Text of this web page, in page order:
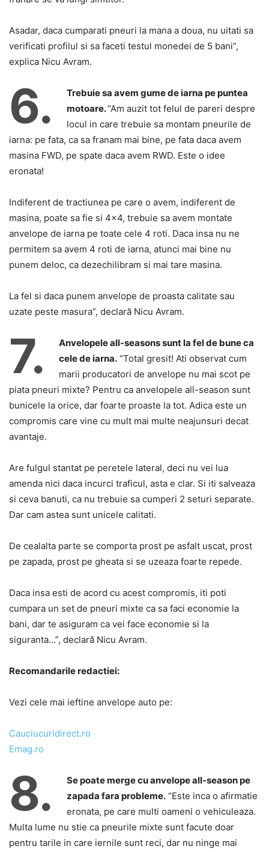
Asadar, daca cumparati pneuri la mana a doua, nu uitati sa
verificati profilul si sa faceti testul monedei de 5 bani”,
explica Nicu Avram.
6.
Trebuie sa avem gume de iarna pe puntea
motoare.“Am auzit tot felul de pareri despre
locul in care trebuie sa montam pneurile de
iarna: pe fata, ca sa franam mai bine, pe fata daca avem
masina FWD, pe spate daca avem RWD. Este o idee
eronata!
Indiferent de tractiunea pe care o avem, indiferent de
masina, poate sa fie si 4×4, trebuie sa avem montate
anvelope de iarna pe toate cele 4 roti. Daca insa nu ne
permitem sa avem 4 roti de iarna, atunci mai bine nu
punem deloc, ca dezechilibram si mai tare masina.
La fel si daca punem anvelope de proasta calitate sau
uzate peste masura”, declară Nicu Avram.
7.
Anvelopele all-seasons sunt la fel de bune ca
cele de iarna. “Total gresit! Ati observat cum
marii producatori de anvelope nu mai scot pe
piata pneuri mixte? Pentru ca anvelopele all-season sunt
bunicele la orice, dar foarte proaste la tot. Adica este un
compromis care vine cu mult mai multe neajunsuri decat
avantaje.
Are fulgul stantat pe peretele lateral, deci nu vei lua
amenda nici daca incurci traficul, asta e clar. Si iti salveaza
si ceva banuti, ca nu trebuie sa cumperi 2 seturi separate.
Dar cam astea sunt unicele calitati.
De cealalta parte se comporta prost pe asfalt uscat, prost
pe zapada, prost pe gheata si se uzeaza foarte repede.
Daca insa esti de acord cu acest compromis, iti poti
cumpara un set de pneuri mixte ca sa faci economie la
bani, dar te asiguram ca vei face economie si la
siguranta…”, declară Nicu Avram.
Recomandarile redactiei:
Vezi cele mai ieftine anvelope auto pe:
Cauciucuridirect.ro
Emag.ro
8.
Se poate merge cu anvelope all-season pe
zapada fara probleme. “Este inca o afirmatie
eronata, pe care multi oameni o vehiculeaza.
Multa lume nu stie ca pneurile mixte sunt facute doar
pentru tarile in care iernile sunt reci, dar nu ninge mai